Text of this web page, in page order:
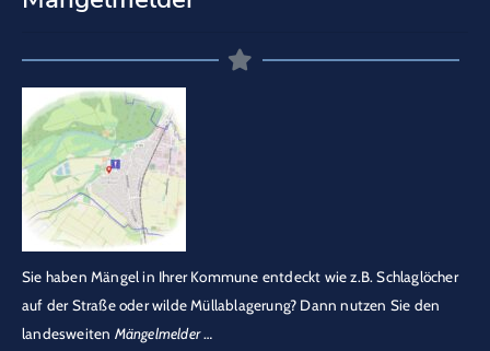
Sie haben Mängel in Ihrer Kommune entdeckt wie z.B. Schlaglöcher
auf der Straße oder wilde Müllablagerung? Dann nutzen Sie den
landesweiten Mängelmelder…